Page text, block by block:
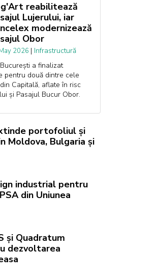
reabilitează
Lujerului, iar
modernizează
Obor
2026 | Infrastructură
a finalizat
pentru două dintre cele
Capitală, aflate în risc
și Pasajul Bucur Obor.
portofoliul și
Moldova, Bulgaria și
industrial pentru
din Uniunea
și Quadratum
dezvoltarea